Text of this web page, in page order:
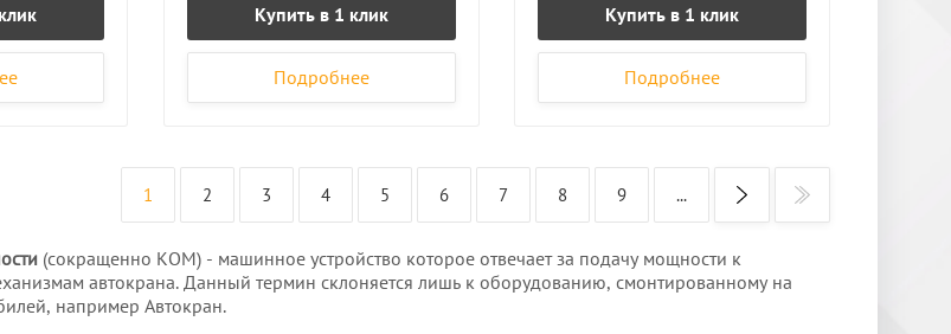
Купить в 1 клик
Подробнее
Купить в 1 клик
Подробнее
1 2 3 4 5 6 7 8 9 ...
(сокращенно КОМ) - машинное устройство которое отвечает за подачу мощности к
автокрана. Данный термин склоняется лишь к оборудованию, смонтированному на
например Автокран.